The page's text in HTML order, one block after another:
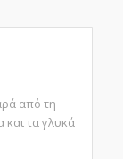
από τη
και τα γλυκά